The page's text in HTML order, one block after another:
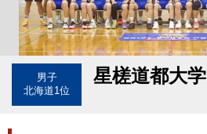
男子
北海道1位
星槎道都大学